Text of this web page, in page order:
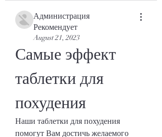
Администрация
Рекомендует
August 21, 2023
Самые эффект
таблетки для
похудения
Наши таблетки для похудения
помогут Вам достичь желаемого